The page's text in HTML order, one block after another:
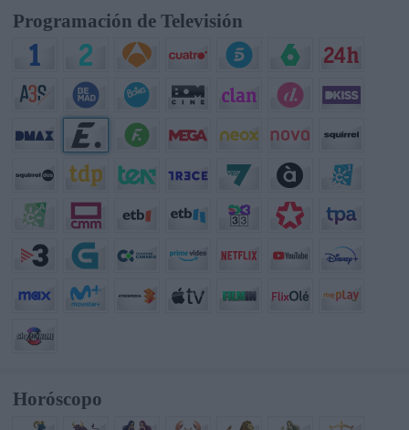
Programación de Televisión
Horóscopo